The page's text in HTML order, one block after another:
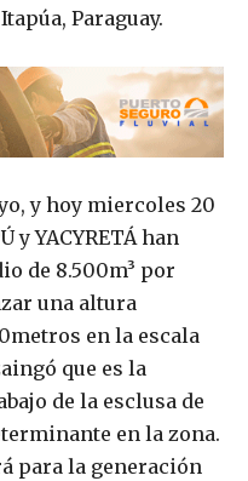
Paraguay.
y hoy miercoles 20
y YACYRETÁ han
de 8.500m³ por
una altura
en la escala
que es la
de la esclusa de
en la zona.
para la generación